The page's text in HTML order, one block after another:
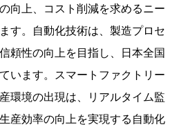
向上、コスト削減を求めるニー
す。自動化技術は、製造プロセ
頼性の向上を目指し、日本全国
います。スマートファクトリー
環境の出現は、リアルタイム監
産効率の向上を実現する自動化